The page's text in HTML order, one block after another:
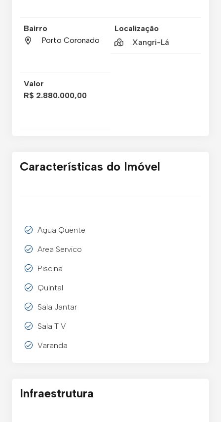
Bairro
Porto Coronado
Localização
Xangri-Lá
Valor
R$ 2.880.000,00
Características do Imóvel
Agua Quente
Area Servico
Piscina
Quintal
Sala Jantar
Sala T V
Varanda
Infraestrutura